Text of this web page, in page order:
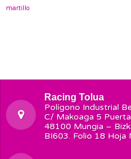
martillo
Racing Tolua
Polígono Industrial
C/ Makoaga 5
48100 Mungia –
BI603. Folio 18 Hoja